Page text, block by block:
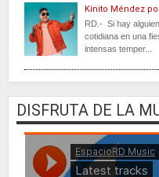
Kinito Méndez
RD.- Si hay
cotidiana en una
intensas temper...
DISFRUTA DE LA